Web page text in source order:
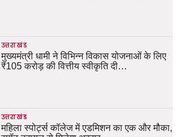
उत्तराखंड
मुख्यमंत्री धामी ने विभिन्न विकास योजनाओं के लिए
₹105 करोड़ की वित्तीय स्वीकृति दी…
उत्तराखंड
महिला स्पोर्ट्स कॉलेज में एडमिशन का एक और मौका,